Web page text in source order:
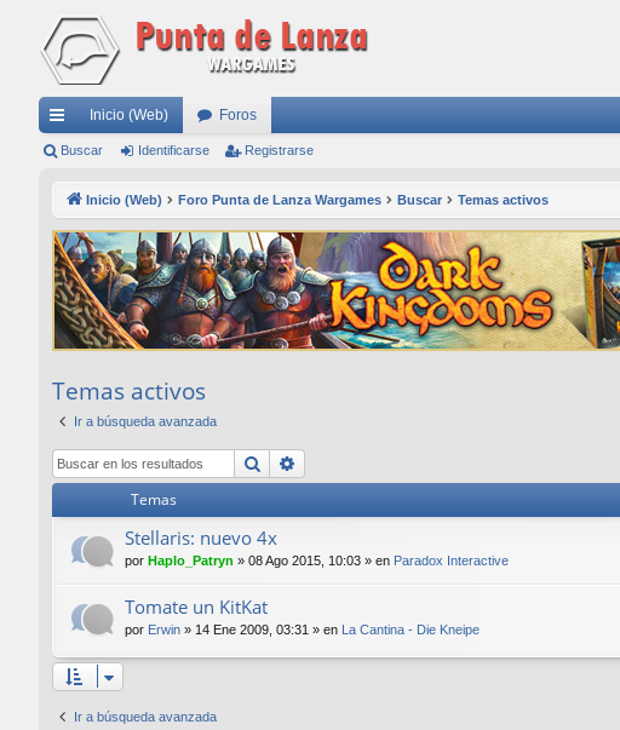
nl
rá
pi
do
Inicio (Web) Foros
Buscar Identificarse Registrarse
Inicio (Web) Foro Punta de Lanza Wargames Buscar Temas activos
Temas activos
Ir a búsqueda avanzada
Buscar
Temas
Stellaris: nuevo 4x
por Haplo_Patryn » 08 Ago 2015, 10:03 » en Paradox Interactive
Tomate un KitKat
por Erwin » 14 Ene 2009, 03:31 » en La Cantina - Die Kneipe
Ir a búsqueda avanzada